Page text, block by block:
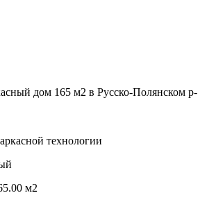
дом 165 м2 в Русско-Полянском р-
технологии
м2